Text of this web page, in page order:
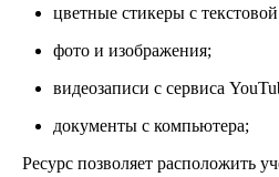
цветные стикеры с
фото и изображения;
видеозаписи с сервиса
документы с компьютера;
Ресурс позволяет расположить